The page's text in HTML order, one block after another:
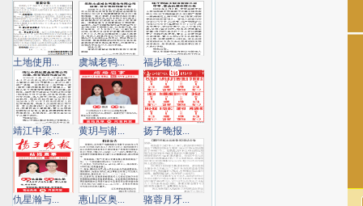
土地使用... 虞城老鸭... 福步锻造...
靖江中梁... 黄玥与谢... 扬子晚报...
仇星瀚与... 惠山区奥... 骆蓉月牙...